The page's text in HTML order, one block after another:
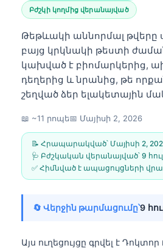
Բժշկի կողմից վերանայված
Թեթևակի աննորմալ թվերը
բայց կրկնակի թեստի
կախված է բիոմարկերից,
դեղերից և նրանից, թե
շեղված ձեր ելակետային
📖 ~11 րոպե📅 Մայիսի 2, 2026
📝 Հրապարակված՝ Մայիսի 2,
🩺 Բժշկական վերանայված՝ 9
✅ Հիմնված է ապացույցների վրա
🔄 Վերջին թարմացումը՝9
Այս ուղեցույցը գրվել է Դոկտոր